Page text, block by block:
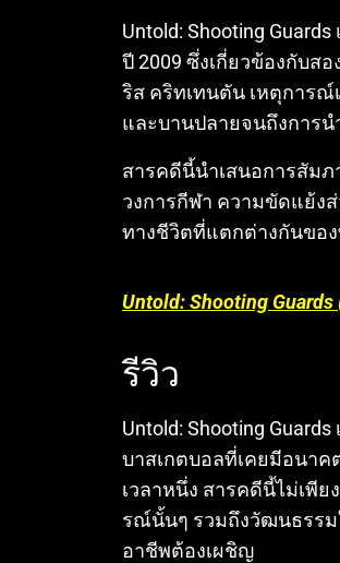
Untold: Shooting
ปี 2009 ซึ่งเกี่ยวข้องกับส
ริส คริทเทนตัน เหตุการณ์
และบานปลายจนถึงการน
สารคดีนี้นำเสนอการสัม
วงการกีฬา ความขัดแย้ง
ทางชีวิตที่แตกต่างกันขอ
Untold: Shooting
รีวิว
Untold: Shooting
บาสเกตบอลที่เคยมีอนา
เวลาหนึ่ง สารคดีนี้ไม่เพี
รณ์นั้นๆ รวมถึงวัฒนธรรม
อาชีพต้องเผชิญ